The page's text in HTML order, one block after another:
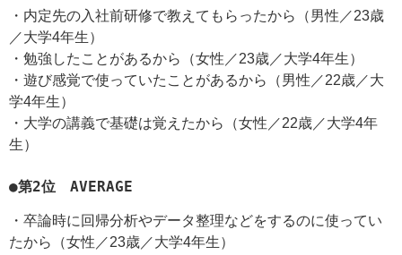
・内定先の入社前研修で教えてもらったから（男性／23歳
／大学4年生）
・勉強したことがあるから（女性／23歳／大学4年生）
・遊び感覚で使っていたことがあるから（男性／22歳／大
学4年生）
・大学の講義で基礎は覚えたから（女性／22歳／大学4年
生）
●第2位 AVERAGE
・卒論時に回帰分析やデータ整理などをするのに使ってい
たから（女性／23歳／大学4年生）